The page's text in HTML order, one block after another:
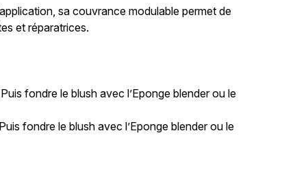
sa couvrance modulable permet de
et réparatrices.
fondre le blush avec l’Eponge blender ou le
fondre le blush avec l’Eponge blender ou le